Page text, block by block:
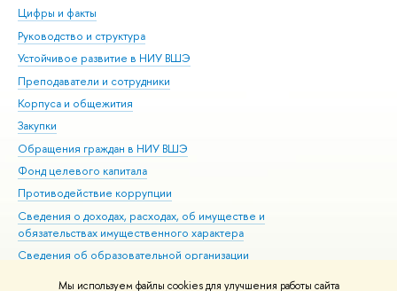
Мы используем файлы cookies для улучшения работы сайта
Цифры и факты
Руководство и структура
Устойчивое развитие в НИУ ВШЭ
Преподаватели и сотрудники
Корпуса и общежития
Закупки
Обращения граждан в НИУ ВШЭ
Фонд целевого капитала
Противодействие коррупции
Сведения о доходах, расходах, об имуществе и
обязательствах имущественного характера
Сведения об образовательной организации
Людям с ограниченными возможностями здоровья